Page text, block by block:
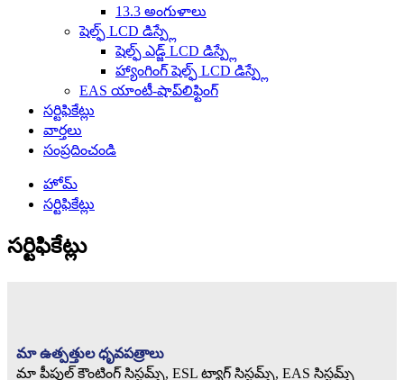
13.3 అంగుళాలు
షెల్ఫ్ LCD డిస్ప్లే
షెల్ఫ్ ఎడ్జ్ LCD డిస్ప్లే
హ్యాంగింగ్ షెల్ఫ్ LCD డిస్ప్లే
EAS యాంటీ-షాప్‌లిఫ్టింగ్
సర్టిఫికేట్లు
వార్తలు
సంప్రదించండి
హోమ్
సర్టిఫికేట్లు
సర్టిఫికేట్లు
మా ఉత్పత్తుల ధృవపత్రాలు
మా పీపుల్ కౌంటింగ్ సిస్టమ్స్, ESL ట్యాగ్ సిస్టమ్స్, EAS సిస్టమ్స్